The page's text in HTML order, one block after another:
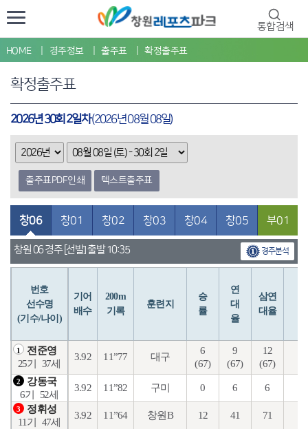
통합검색
HOME 경주정보 출주표 확정출주표
확정출주표
2026년 30회 2일차(2026년 08월 08일)
출주표PDF인쇄 텍스트출주표
창06 창01 창02 창03 창04 창05 부01
창원 06 경주 [선발] 출발 10:35 경주분석
번호
선수명
(기수/나이)
기어
배수
200m
기록
훈련지
승
률
연
대
율
삼연
대율
1
전준영
25기
37세
3.92 11”77 대구
6
(67)
9
(67)
12
(67)
2
강동국
6기
52세
3.92 11”82 구미 0 6 6
3
정휘성
11기
47세
3.92 11”64 창원B 12 41 71